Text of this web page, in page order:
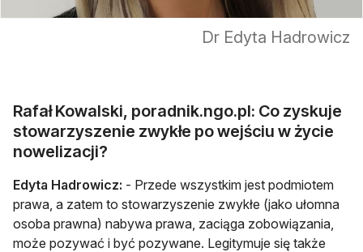
Dr Edyta Hadrowicz
Rafał Kowalski, poradnik.ngo.pl: Co zyskuje
stowarzyszenie zwykłe po wejściu w życie
nowelizacji?
Edyta Hadrowicz: - Przede wszystkim jest podmiotem
prawa, a zatem to stowarzyszenie zwykłe (jako ułomna
osoba prawna) nabywa prawa, zaciąga zobowiązania,
może pozywać i być pozywane. Legitymuje się także